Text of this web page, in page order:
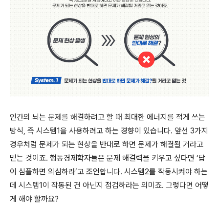
인간의 뇌는 문제를 해결하려고 할 때 최대한 에너지를 적게 쓰는
방식, 즉 시스템1을 사용하려고 하는 경향이 있습니다. 앞선 3가지
경우처럼 문제가 되는 현상을 반대로 하면 문제가 해결될 거라고
믿는 것이죠. 행동경제학자들은 문제 해결력을 키우고 싶다면 ‘답
이 심플하면 의심하라’고 조언합니다. 시스템2를 작동시켜야 하는
데 시스템1이 작동된 건 아닌지 점검하라는 의미죠. 그렇다면 어떻
게 해야 할까요?